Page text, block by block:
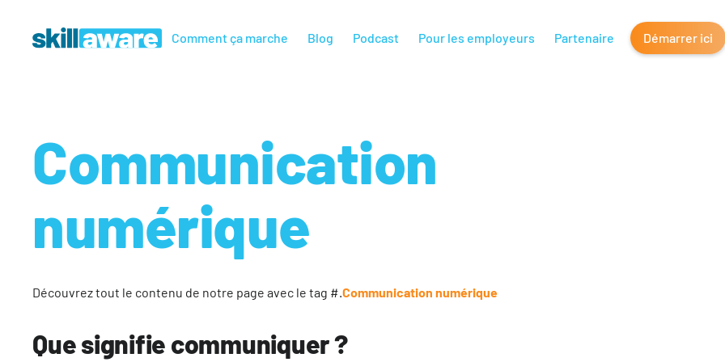
Comment ça marche Blog Podcast Pour les employeurs Partenaire Démarrer ici
Communication
numérique
Découvrez tout le contenu de notre page avec le tag #.Communication numérique
Que signifie communiquer ?